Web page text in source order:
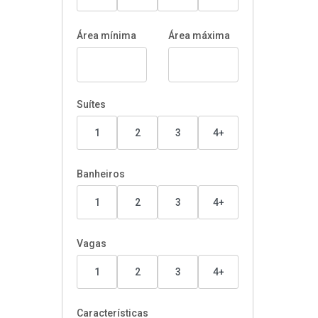
Área mínima Área máxima
Suítes
1 2 3 4+
Banheiros
1 2 3 4+
Vagas
1 2 3 4+
Características